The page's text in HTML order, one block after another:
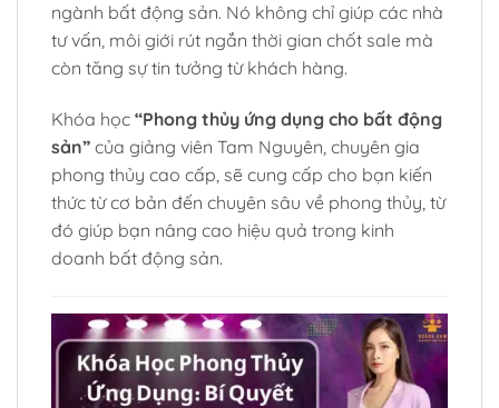
ngành bất động sản. Nó không chỉ giúp các nhà
tư vấn, môi giới rút ngắn thời gian chốt sale mà
còn tăng sự tin tưởng từ khách hàng.
Khóa học “Phong thủy ứng dụng cho bất động
sản” của giảng viên Tam Nguyên, chuyên gia
phong thủy cao cấp, sẽ cung cấp cho bạn kiến
thức từ cơ bản đến chuyên sâu về phong thủy, từ
đó giúp bạn nâng cao hiệu quả trong kinh
doanh bất động sản.